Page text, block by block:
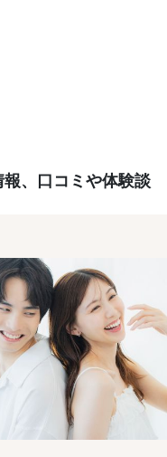
、口コミや体験談